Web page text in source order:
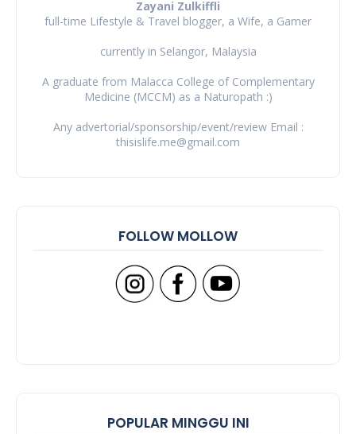
Zayani Zulkiffli
full-time Lifestyle & Travel blogger, a Wife, a Gamer
currently in Selangor, Malaysia
A graduate from Malacca College of Complementary
Medicine (MCCM) as a Naturopath :)
Any advertorial/sponsorship/event/review Email :
thisislife.me@gmail.com
FOLLOW MOLLOW
POPULAR MINGGU INI